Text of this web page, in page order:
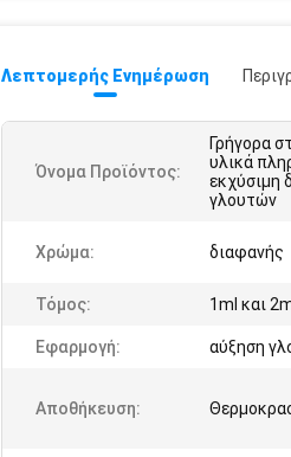
Λεπτομερής Ενημέρωση
Όνομα Προϊόντος:
Γρήγορα
υλικά
εκχύσιμη
γλουτών
Χρώμα: διαφανής
Τόμος: 1ml και
Εφαρμογή: αύξηση
Αποθήκευση: